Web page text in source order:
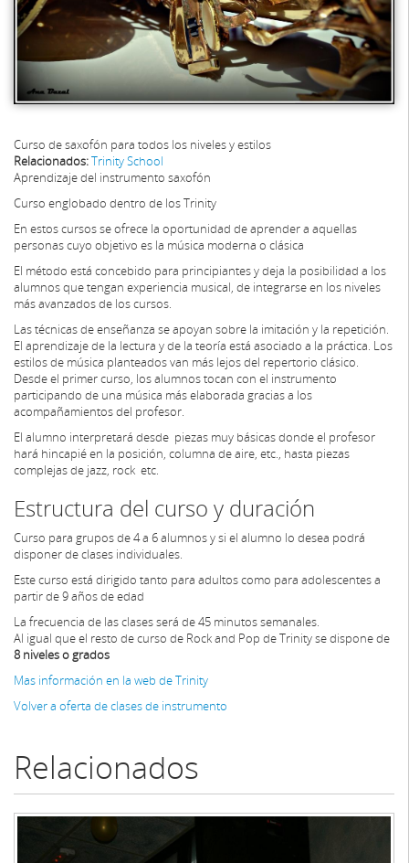
Curso de saxofón para todos los niveles y estilos
Relacionados:Trinity School
Aprendizaje del instrumento saxofón
Curso englobado dentro de los Trinity
En estos cursos se ofrece la oportunidad de aprender a aquellas
personas cuyo objetivo es la música moderna o clásica
El método está concebido para principiantes y deja la posibilidad a los
alumnos que tengan experiencia musical, de integrarse en los niveles
más avanzados de los cursos.
Las técnicas de enseñanza se apoyan sobre la imitación y la repetición.
El aprendizaje de la lectura y de la teoría está asociado a la práctica. Los
estilos de música planteados van más lejos del repertorio clásico.
Desde el primer curso, los alumnos tocan con el instrumento
participando de una música más elaborada gracias a los
acompañamientos del profesor.
El alumno interpretará desde piezas muy básicas donde el profesor
hará hincapié en la posición, columna de aire, etc., hasta piezas
complejas de jazz, rock etc.
Estructura del curso y duración
Curso para grupos de 4 a 6 alumnos y si el alumno lo desea podrá
disponer de clases individuales.
Este curso está dirigido tanto para adultos como para adolescentes a
partir de 9 años de edad
La frecuencia de las clases será de 45 minutos semanales.
Al igual que el resto de curso de Rock and Pop de Trinity se dispone de
8 niveles o grados
Mas información en la web de Trinity
Volver a oferta de clases de instrumento
Relacionados